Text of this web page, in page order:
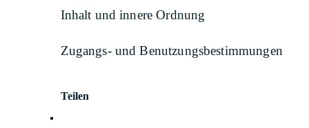
Inhalt und innere Ordnung
Zugangs- und Benutzungsbestimmungen
Teilen